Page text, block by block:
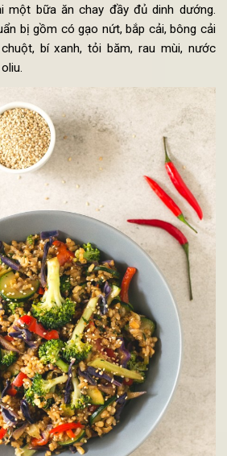
hợp cũng những loại rau củ theo
một bữa ăn chay đầy đủ dinh
bị gồm có gạo nứt, bắp cải, bông
chuột, bí xanh, tỏi băm, rau mùi,
oliu.